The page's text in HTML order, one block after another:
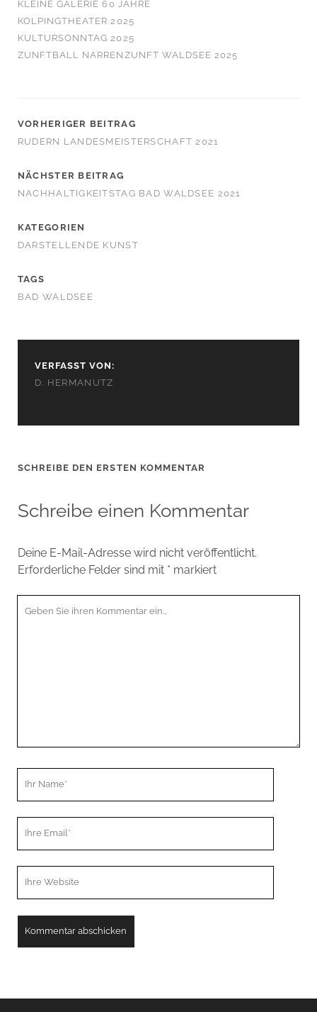
KLEINE GALERIE 60 JAHRE
KOLPINGTHEATER 2025
KULTURSONNTAG 2025
ZUNFTBALL NARRENZUNFT WALDSEE 2025
VORHERIGER BEITRAG
RUDERN LANDESMEISTERSCHAFT 2021
NÄCHSTER BEITRAG
NACHHALTIGKEITSTAG BAD WALDSEE 2021
KATEGORIEN
DARSTELLENDE KUNST
TAGS
BAD WALDSEE
VERFASST VON:
D. HERMANUTZ
SCHREIBE DEN ERSTEN KOMMENTAR
Schreibe einen Kommentar
Deine E-Mail-Adresse wird nicht veröffentlicht.
Erforderliche Felder sind mit * markiert